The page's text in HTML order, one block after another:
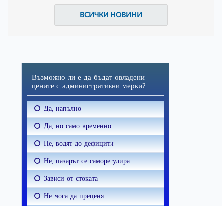
ВСИЧКИ НОВИНИ